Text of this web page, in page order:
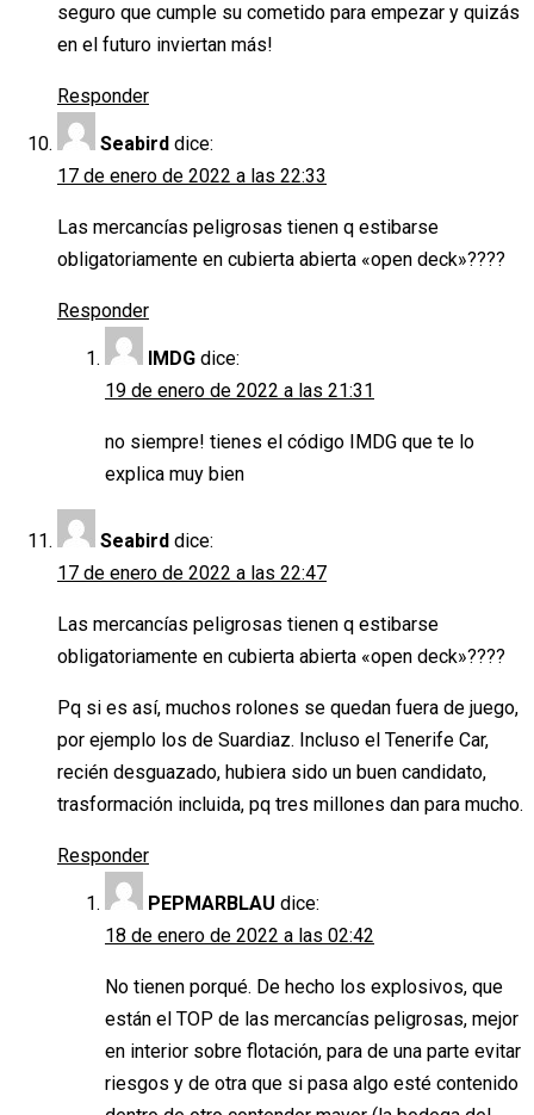
seguro que cumple su cometido para empezar y quizás
en el futuro inviertan más!
Responder
Seabird dice:
17 de enero de 2022 a las 22:33
Las mercancías peligrosas tienen q estibarse
obligatoriamente en cubierta abierta «open deck»????
Responder
IMDG dice:
19 de enero de 2022 a las 21:31
no siempre! tienes el código IMDG que te lo
explica muy bien
Seabird dice:
17 de enero de 2022 a las 22:47
Las mercancías peligrosas tienen q estibarse
obligatoriamente en cubierta abierta «open deck»????
Pq si es así, muchos rolones se quedan fuera de juego,
por ejemplo los de Suardiaz. Incluso el Tenerife Car,
recién desguazado, hubiera sido un buen candidato,
trasformación incluida, pq tres millones dan para mucho.
Responder
PEPMARBLAU dice:
18 de enero de 2022 a las 02:42
No tienen porqué. De hecho los explosivos, que
están el TOP de las mercancías peligrosas, mejor
en interior sobre flotación, para de una parte evitar
riesgos y de otra que si pasa algo esté contenido